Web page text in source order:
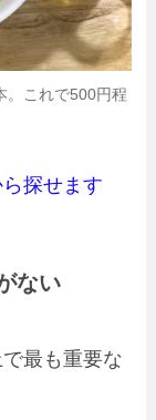
。これで500円程
探せます
ない
最も重要な